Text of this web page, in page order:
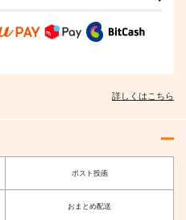
詳しくはこちら
ポスト投函
おまとめ配送